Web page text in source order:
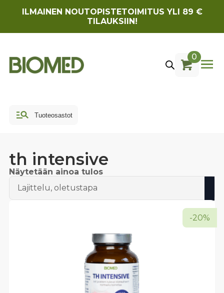
ILMAINEN NOUTOPISTETOIMITUS YLI 89 €
TILAUKSIIN!
0
th intensive
Näytetään ainoa tulos
-20%